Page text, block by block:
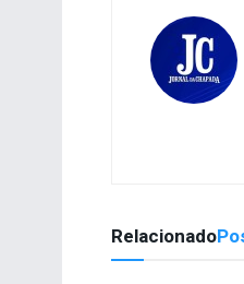
Relacionado